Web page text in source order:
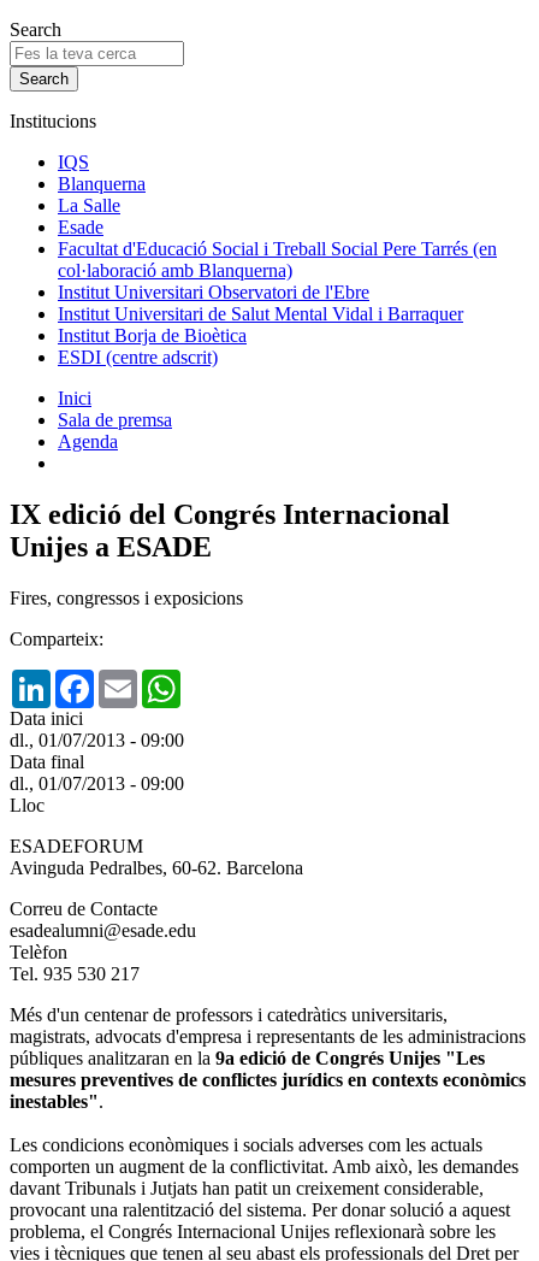
Search
Institucions
IQS
Blanquerna
La Salle
Esade
Facultat d'Educació Social i Treball Social Pere Tarrés (en
col·laboració amb Blanquerna)
Institut Universitari Observatori de l'Ebre
Institut Universitari de Salut Mental Vidal i Barraquer
Institut Borja de Bioètica
ESDI (centre adscrit)
Inici
Sala de premsa
Agenda
IX edició del Congrés Internacional
Unijes a ESADE
Fires, congressos i exposicions
Comparteix:
LinkedInFacebook
Email
Data inici
dl., 01/07/2013 - 09:00
Data final
dl., 01/07/2013 - 09:00
Lloc
ESADEFORUM
Avinguda Pedralbes, 60-62. Barcelona
Correu de Contacte
esadealumni@esade.edu
Telèfon
Tel. 935 530 217
Més d'un centenar de professors i catedràtics universitaris,
magistrats, advocats d'empresa i representants de les administracions
públiques analitzaran en la 9a edició de Congrés Unijes "Les
mesures preventives de conflictes jurídics en contexts econòmics
inestables".
Les condicions econòmiques i socials adverses com les actuals
comporten un augment de la conflictivitat. Amb això, les demandes
davant Tribunals i Jutjats han patit un creixement considerable,
provocant una ralentització del sistema. Per donar solució a aquest
problema, el Congrés Internacional Unijes reflexionarà sobre les
vies i tècniques que tenen al seu abast els professionals del Dret per